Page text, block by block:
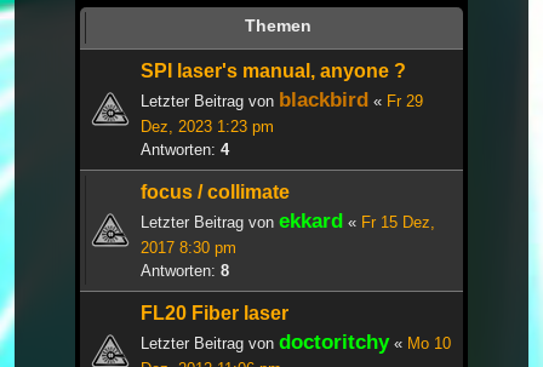
Themen
SPI laser's manual, anyone ?
Letzter Beitrag von blackbird « Fr 29
Dez, 2023 1:23 pm
Antworten: 4
focus / collimate
Letzter Beitrag von ekkard « Fr 15 Dez,
2017 8:30 pm
Antworten: 8
FL20 Fiber laser
Letzter Beitrag von doctoritchy« Mo 10